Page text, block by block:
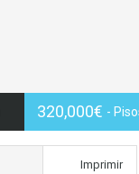
320,000€ -
Imprimir